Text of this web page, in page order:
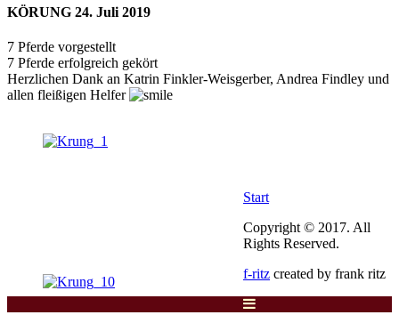
KÖRUNG 24. Juli 2019
7 Pferde vorgestellt
7 Pferde erfolgreich gekört
Herzlichen Dank an Katrin Finkler-Weisgerber, Andrea Findley und
allen fleißigen Helfer
Start
Copyright © 2017. All
Rights Reserved.
f-ritz created by frank ritz